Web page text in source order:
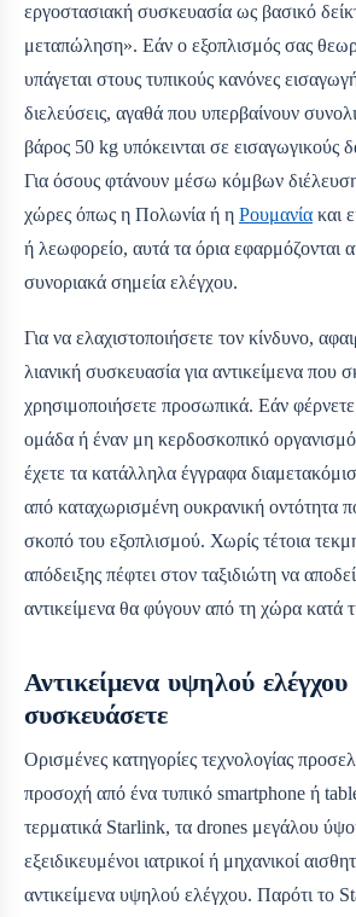
εργοστασιακή συσκευασία ως βασικό
μεταπώληση». Εάν ο εξοπλισμός σας
υπάγεται στους τυπικούς κανόνες
διελεύσεις, αγαθά που υπερβαίνουν
βάρος 50 kg υπόκεινται σε
Για όσους φτάνουν μέσω κόμβων
χώρες όπως η Πολωνία ή η Ρουμανία και
ή λεωφορείο, αυτά τα όρια εφαρμόζονται
συνοριακά σημεία ελέγχου.
Για να ελαχιστοποιήσετε τον κίνδυνο,
λιανική συσκευασία για αντικείμενα που
χρησιμοποιήσετε προσωπικά. Εάν φέρνετε
ομάδα ή έναν μη κερδοσκοπικό οργανισμό,
έχετε τα κατάλληλα έγγραφα
από καταχωρισμένη ουκρανική οντότητα
σκοπό του εξοπλισμού. Χωρίς τέτοια
απόδειξης πέφτει στον ταξιδιώτη να
αντικείμενα θα φύγουν από τη χώρα κατά
Αντικείμενα υψηλού
συσκευάσετε
Ορισμένες κατηγορίες τεχνολογίας
προσοχή από ένα τυπικό smartphone ή
τερματικά Starlink, τα drones μεγάλου
εξειδικευμένοι ιατρικοί ή μηχανικοί
αντικείμενα υψηλού ελέγχου. Παρότι το